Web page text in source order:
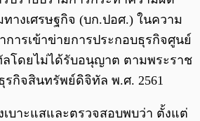
างเศรษฐกิจ (บก.ปอศ.) ในความ
ารเข้าข่ายการประกอบธุรกิจศูนย์
โดยไม่ได้รับอนุญาต ตามพระราช
กิจสินทรัพย์ดิจิทัล พ.ศ. 2561
บาะแสและตรวจสอบพบว่า ตั้งแต่